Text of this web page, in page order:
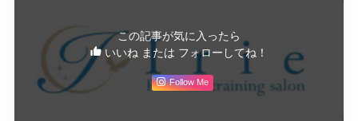
この記事が気に入ったら
いいね または フォローしてね！
Follow Me